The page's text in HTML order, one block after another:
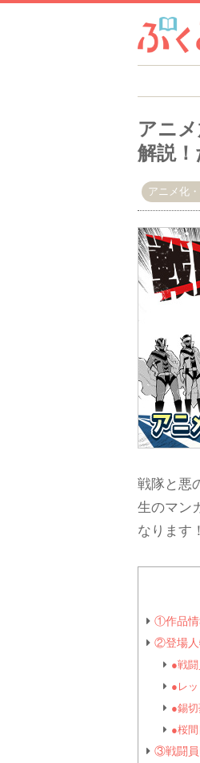
アニ
解説
アニメ化
戦隊と悪
生のマン
なります
①作品情
②登場人
●戦
●レ
●錫
●桜
③戦闘員